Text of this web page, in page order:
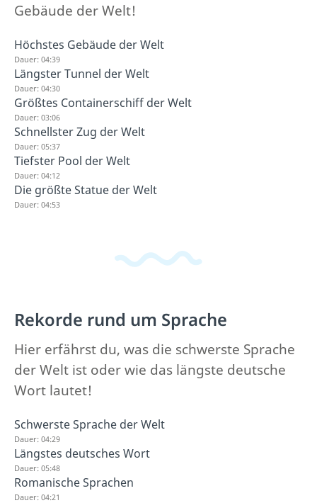
Gebäude der Welt!
Höchstes Gebäude der Welt
Dauer: 04:39
Längster Tunnel der Welt
Dauer: 04:30
Größtes Containerschiff der Welt
Dauer: 03:06
Schnellster Zug der Welt
Dauer: 05:37
Tiefster Pool der Welt
Dauer: 04:12
Die größte Statue der Welt
Dauer: 04:53
Rekorde rund um Sprache
Hier erfährst du, was die schwerste Sprache
der Welt ist oder wie das längste deutsche
Wort lautet!
Schwerste Sprache der Welt
Dauer: 04:29
Längstes deutsches Wort
Dauer: 05:48
Romanische Sprachen
Dauer: 04:21